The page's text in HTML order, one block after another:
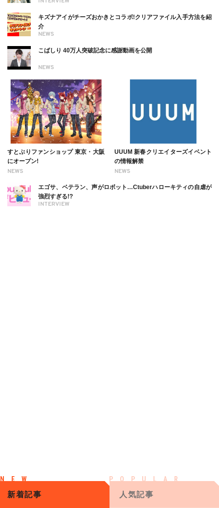
NEWS
キズナアイがチーズおかきとコラボ!クリアファイル入手方法を紹
介
NEWS
こばしり 40万人突破記念に感謝動画を公開
NEWS
すとぷりファンショップ 東京・大阪
にオープン!
NEWS
UUUM 新春クリエイターズイベント
の情報解禁
INTERVIEW
エゴサ、ベテラン、声がロボット…Ctuberハローキティの自虐が
強烈すぎる!?
新着記事 人気記事